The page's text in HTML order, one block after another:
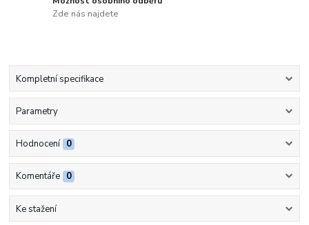
Zde nás najdete
Kompletní specifikace
Parametry
Hodnocení 0
Komentáře 0
Ke stažení